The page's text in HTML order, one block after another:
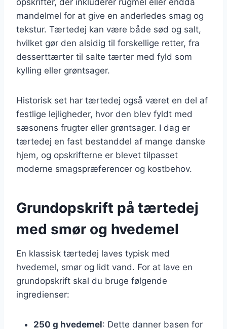
mandelmel for at give en anderledes smag og
tekstur. Tærtedej kan være både sød og salt,
hvilket gør den alsidig til forskellige retter, fra
desserttærter til salte tærter med fyld som
kylling eller grøntsager.
Historisk set har tærtedej også været en del af
festlige lejligheder, hvor den blev fyldt med
sæsonens frugter eller grøntsager. I dag er
tærtedej en fast bestanddel af mange danske
hjem, og opskrifterne er blevet tilpasset
moderne smagspræferencer og kostbehov.
Grundopskrift på tærtedej
med smør og hvedemel
En klassisk tærtedej laves typisk med
hvedemel, smør og lidt vand. For at lave en
grundopskrift skal du bruge følgende
ingredienser:
250 g hvedemel: Dette danner basen for